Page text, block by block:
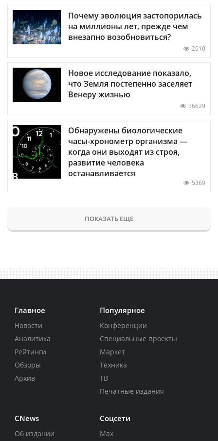
Почему эволюция застопорилась
на миллионы лет, прежде чем
внезапно возобновиться?
2610
Новое исследование показало,
что Земля постепенно заселяет
Венеру жизнью
36629
Обнаружены биологические
часы-хронометр организма —
когда они выходят из строя,
развитие человека
останавливается
5369
ПОКАЗАТЬ ЕЩЕ
Главное
Новости
Аналитика
Рейтинги
Обзоры
Архив
Популярное
Конференции
Специальные проекты
Маркет
Техника
ТВ
Печатные издания
CNews
Об издании
Соцсети
Max